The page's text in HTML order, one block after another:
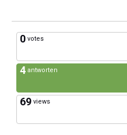
0 votes
4 antworten
69 views